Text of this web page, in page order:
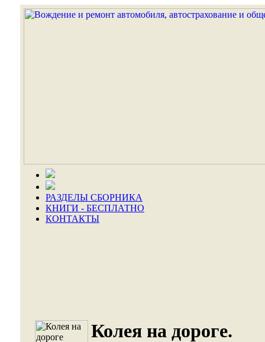
РАЗДЕЛЫ СБОРНИКА
КНИГИ - БЕСПЛАТНО
КОНТАКТЫ
Колея на дороге.